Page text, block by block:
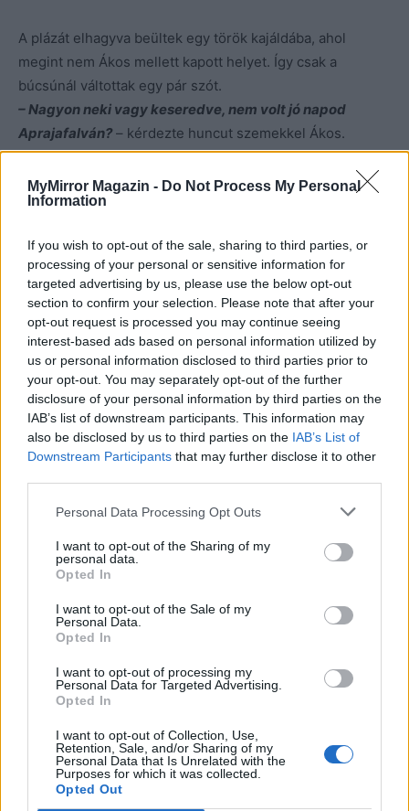
MyMirror Magazin - Do Not Process My Personal
Information
If you wish to opt-out of the sale, sharing to third parties, or
processing of your personal or sensitive information for
targeted advertising by us, please use the below opt-out
section to confirm your selection. Please note that after your
opt-out request is processed you may continue seeing
interest-based ads based on personal information utilized by
us or personal information disclosed to third parties prior to
your opt-out. You may separately opt-out of the further
disclosure of your personal information by third parties on the
IAB’s list of downstream participants. This information may
also be disclosed by us to third parties on the IAB’s List of
Downstream Participants that may further disclose it to other
Personal Data Processing Opt Outs
I want to opt-out of the Sharing of my
personal data.
Opted In
I want to opt-out of the Sale of my
Personal Data.
Opted In
I want to opt-out of processing my
Personal Data for Targeted Advertising.
Opted In
I want to opt-out of Collection, Use,
Retention, Sale, and/or Sharing of my
Personal Data that Is Unrelated with the
Purposes for which it was collected.
Opted Out
A plázát elhagyva beültek egy török kajáldába, ahol
megint nem Ákos mellett kapott helyet. Így csak a
búcsúnál váltottak egy pár szót.
– Nagyon neki vagy keseredve, nem volt jó napod
Aprajafalván? – kérdezte huncut szemekkel Ákos.
– Hogy ho…? Hehehe, de vicces, ezt még sosem
hallottam, de nagyon jó! Igazad is van, nálnuk mindenki
olyan icike-picike… Sajnos, néha túl pici is…
– Ó, mi történt, lehet tudni? – faggatta tovább Ákos, de
hirtelen megbánta, hogy megszólalt… megsejtette, mi
lehet az a kis célzás.
– Igen. Elment. Előforult. Csak kegyetlen nehéz szembe
nézni vele…– halkult el egészen.
– A halállal mindig…– komorodott el Ákos arca is, aztán
gyorsan elköszönt, és kisietett az ajtón.
– Hm, olyan fura ez a srác, igazad volt.– mondta végül
Zitának, bár sokkal inkább magának.
– Nem tudod, mi lett vele? Elvesztett valakit? Vagy csak
simán nem bírja a sok érzelmet?
vele…– hebegte riadt szemmel Zita.
– De nem tudom, hogy szabad-e elmondanom
Előző rész
fotó: Pinterest